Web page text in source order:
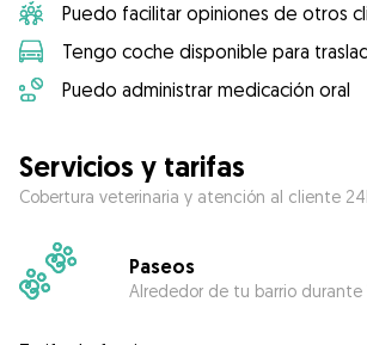
Puedo facilitar opiniones de otros
Tengo coche disponible para
Puedo administrar medicación oral
Servicios y tarifas
Cobertura veterinaria y atención al cliente
Paseos
Alrededor de tu barrio durante